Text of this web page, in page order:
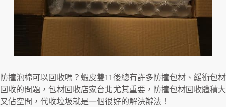
防撞泡棉可以回收嗎？蝦皮雙11後總有許多防撞包材、緩衝包材
回收的問題，包材回收店家台北尤其重要，防撞包材回收體積大
又佔空間，代收垃圾就是一個很好的解決辦法！